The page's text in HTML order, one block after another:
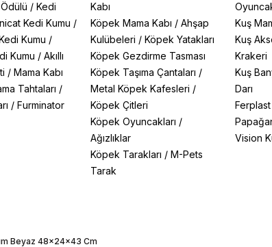
/ Kedi
Kedi Kumu /
Kumu /
Kumu / Akıllı
/ Mama Kabı
Tahtaları /
/ Furminator
Kabı
Köpek Mama Kabı /Ahşap
Kulübeleri /Köpek Yatakları
Köpek Gezdirme Tasması
Köpek Taşıma Çantaları /
Metal Köpek Kafesleri /
Köpek Çitleri
Köpek Oyuncakları /
Ağızlıklar
Köpek Tarakları /M-Pets
Tarak
Kuş
Kuş
Krakeri
Kuş
Darı
Vision
Beyaz 48x24x43 Cm